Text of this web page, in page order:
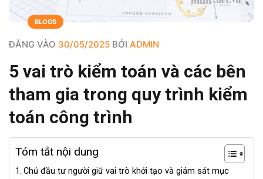
BLOGS
ĐĂNG VÀO 30/05/2025 BỞI ADMIN
5 vai trò kiểm toán và các bên
tham gia trong quy trình kiểm
toán công trình
Tóm tắt nội dung
Chủ đầu tư người giữ vai trò khởi tạo và giám sát mục